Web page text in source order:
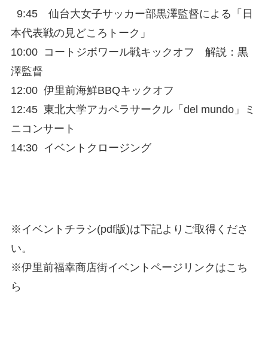
9:45 仙台大女子サッカー部黒澤監督による「日
本代表戦の見どころトーク」
10:00 コートジボワール戦キックオフ 解説：黒
澤監督
12:00 伊里前海鮮BBQキックオフ
12:45 東北大学アカペラサークル「del mundo」ミ
ニコンサート
14:30 イベントクロージング
※イベントチラシ(pdf版)は下記よりご取得くださ
い。
※伊里前福幸商店街イベントページリンクはこち
ら